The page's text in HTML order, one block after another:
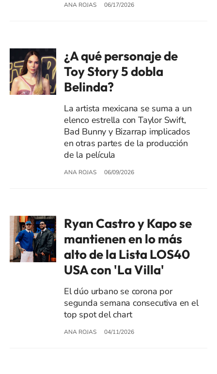
ANA ROJAS 06/17/2026
¿A qué personaje de
Toy Story 5 dobla
Belinda?
La artista mexicana se suma a un
elenco estrella con Taylor Swift,
Bad Bunny y Bizarrap implicados
en otras partes de la producción
de la película
ANA ROJAS 06/09/2026
Ryan Castro y Kapo se
mantienen en lo más
alto de la Lista LOS40
USA con 'La Villa'
El dúo urbano se corona por
segunda semana consecutiva en el
top spot del chart
ANA ROJAS 04/11/2026